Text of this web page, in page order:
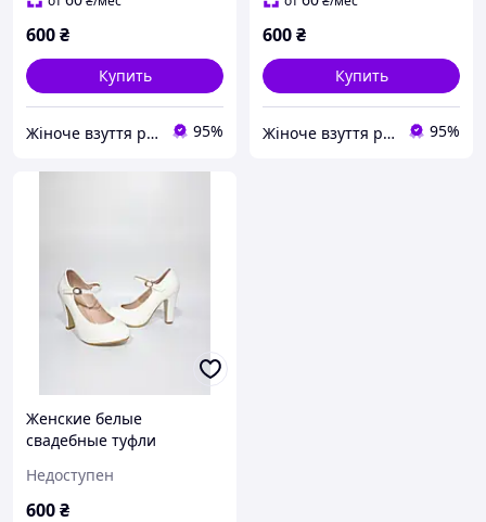
600₴
Купить
Жіноче взуття роздріб Україна. kabluhek.com.ua 95%
600₴
Купить
Жіноче взуття роздріб Україна. kabluhek.com.ua 95%
Женские белые
свадебные туфли
стельке
Недоступен
600₴